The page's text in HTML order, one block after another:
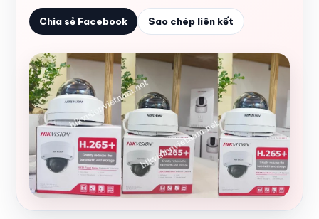
Chia sẻ Facebook Sao chép liên kết